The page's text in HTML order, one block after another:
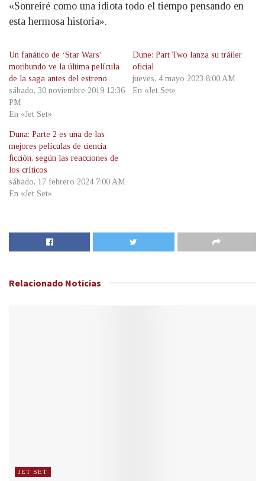
«Sonreiré como una idiota todo el tiempo pensando en
esta hermosa historia».
Un fanático de ‘Star Wars’
moribundo ve la última película
de la saga antes del estreno
sábado, 30 noviembre 2019 12:36
PM
En «Jet Set»
Dune: Part Two lanza su tráiler
oficial
jueves, 4 mayo 2023 8:00 AM
En «Jet Set»
Duna: Parte 2 es una de las
mejores películas de ciencia
ficción, según las reacciones de
los críticos
sábado, 17 febrero 2024 7:00 AM
En «Jet Set»
Relacionado Noticias
JET SET